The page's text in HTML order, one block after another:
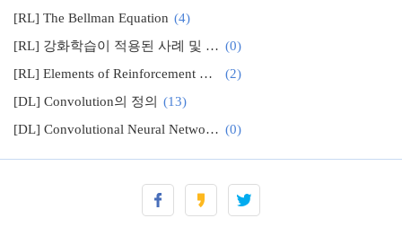
[RL] The Bellman Equation (4)
[RL] 강화학습이 적용된 사례 및 논문들 (0)
[RL] Elements of Reinforcement Learning
(2)
[DL] Convolution의 정의
(13)
[DL] Convolutional Neural Network이란? (0)
[ML] Stepwise Regression (2)
[ML] Multiple Linear Regression - Intuition
(0)